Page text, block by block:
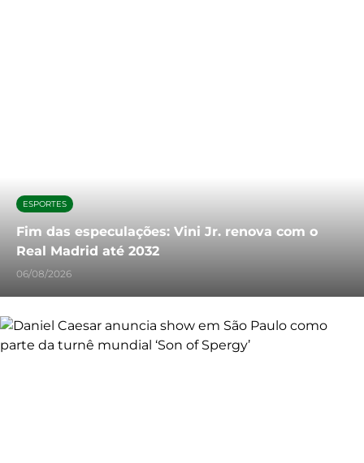
ESPORTES
Fim das especulações: Vini Jr. renova com o
Real Madrid até 2032
06/08/2026